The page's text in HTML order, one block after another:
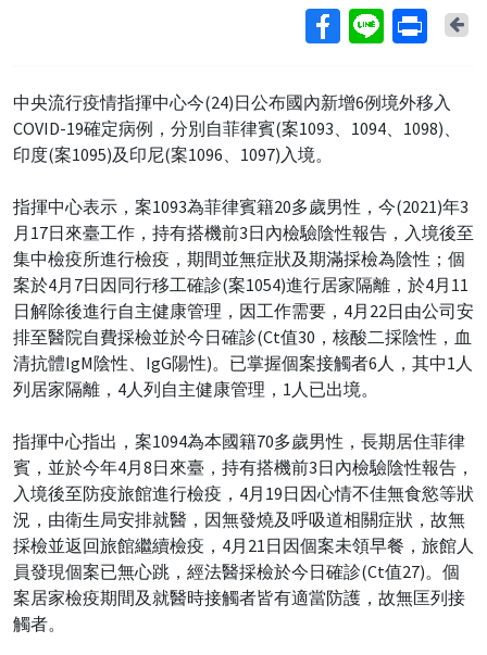
中央流行疫情指揮中心今(24)日公布國內新增6例境外移入
COVID-19確定病例，分別自菲律賓(案1093、1094、1098)、
印度(案1095)及印尼(案1096、1097)入境。
指揮中心表示，案1093為菲律賓籍20多歲男性，今(2021)年3
月17日來臺工作，持有搭機前3日內檢驗陰性報告，入境後至
集中檢疫所進行檢疫，期間並無症狀及期滿採檢為陰性；個
案於4月7日因同行移工確診(案1054)進行居家隔離，於4月11
日解除後進行自主健康管理，因工作需要，4月22日由公司安
排至醫院自費採檢並於今日確診(Ct值30，核酸二採陰性，血
清抗體IgM陰性、IgG陽性)。已掌握個案接觸者6人，其中1人
列居家隔離，4人列自主健康管理，1人已出境。
指揮中心指出，案1094為本國籍70多歲男性，長期居住菲律
賓，並於今年4月8日來臺，持有搭機前3日內檢驗陰性報告，
入境後至防疫旅館進行檢疫，4月19日因心情不佳無食慾等狀
況，由衛生局安排就醫，因無發燒及呼吸道相關症狀，故無
採檢並返回旅館繼續檢疫，4月21日因個案未領早餐，旅館人
員發現個案已無心跳，經法醫採檢於今日確診(Ct值27)。個
案居家檢疫期間及就醫時接觸者皆有適當防護，故無匡列接
觸者。